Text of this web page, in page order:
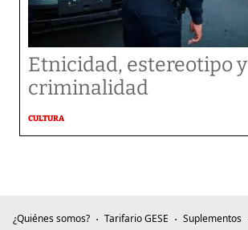
Etnicidad, estereotipo y
criminalidad
CULTURA
¿Quiénes somos? Tarifario GESE Suplementos